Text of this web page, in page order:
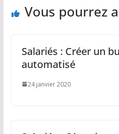
Vous pourrez
Salariés : Créer un
automatisé
24 janvier 2020